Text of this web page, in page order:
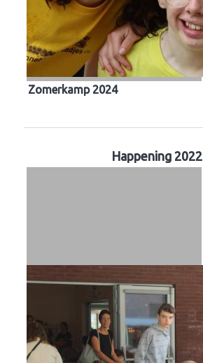
Zomerkamp 2024
Happening 2022